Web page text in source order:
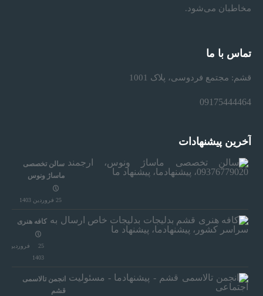
مخاطبان می‌شود.
تماس با ما
قشم: مجتمع فردوسی، پلاک 1001
09175444464
آخرین پیشنهادات
سالن تخصصی
ماساژ ونوس
25 فروردین 1403
کافه هنری
25 فروردین
1403
انجمن تالاسمی
قشم